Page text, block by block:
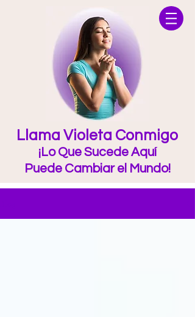
Llama Violeta Conmigo
¡Lo Que Sucede Aquí
Puede Cambiar el Mundo!